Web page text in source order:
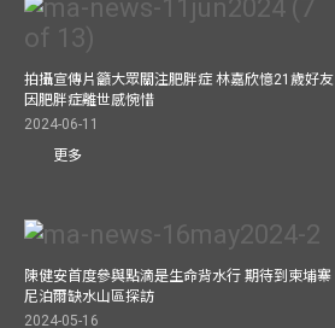
拍攝宣傳片籲大眾關注肥胖症 林嘉欣憶21歲好友
因肥胖症離世感惋惜
2024-06-11
更多
陳健安首度參與點滴是生命背水行 期待到柬埔寨
尼泊爾缺水山區探訪
2024-05-16